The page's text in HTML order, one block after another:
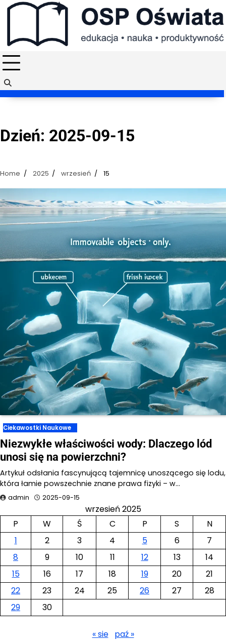
Skip
Dzień: 2025-09-15
Home 2025 wrzesień 15
Ciekawostki Naukowe
Niezwykłe właściwości wody: Dlaczego lód
unosi się na powierzchni?
Artykuł odsłania fascynującą tajemnicę unoszącego się lodu,
która łamie powszechnie znane prawa fizyki – w…
admin 2025-09-15
wrzesień 2025
P
W Ś C P S
N
1
2 3 4 5 6
7
8
9 10 11 12 13
14
15
16 17 18 19 20
21
22
23 24 25 26 27
28
29
30
« sie paź »